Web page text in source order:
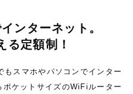
ンターネット。
る定額制！
スマホやパソコンでインター
ケットサイズのWiFiルーター